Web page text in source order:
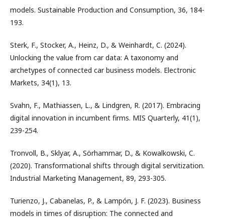
models. Sustainable Production and Consumption, 36, 184-
193.
Sterk, F., Stocker, A., Heinz, D., & Weinhardt, C. (2024).
Unlocking the value from car data: A taxonomy and
archetypes of connected car business models. Electronic
Markets, 34(1), 13.
Svahn, F., Mathiassen, L., & Lindgren, R. (2017). Embracing
digital innovation in incumbent firms. MIS Quarterly, 41(1),
239-254.
Tronvoll, B., Sklyar, A., Sörhammar, D., & Kowalkowski, C.
(2020). Transformational shifts through digital servitization.
Industrial Marketing Management, 89, 293-305.
Turienzo, J., Cabanelas, P., & Lampón, J. F. (2023). Business
models in times of disruption: The connected and